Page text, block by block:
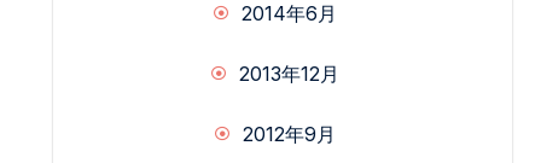
2014年6月
2013年12月
2012年9月